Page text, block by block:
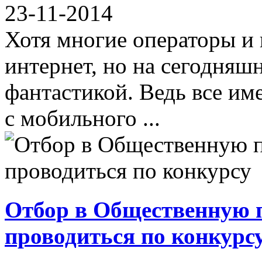
23-11-2014
Хотя многие операторы
интернет, но на
фантастикой. Ведь все
с мобильного ...
Отбор в Общественную
проводиться по